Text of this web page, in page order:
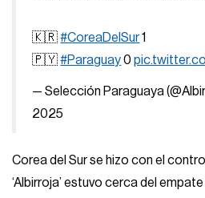
🇰🇷#CoreaDelSur1
🇵🇾#Paraguay0
— Selección Paraguaya
2025
Corea del Sur se hizo con el
‘Albirroja’ estuvo cerca del